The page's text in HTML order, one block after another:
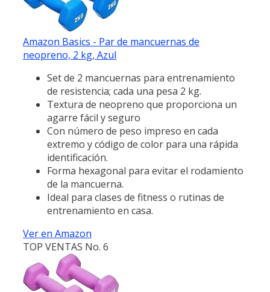
Amazon Basics - Par de mancuernas de
neopreno, 2 kg, Azul
Set de 2 mancuernas para entrenamiento
de resistencia; cada una pesa 2 kg.
Textura de neopreno que proporciona un
agarre fácil y seguro
Con número de peso impreso en cada
extremo y código de color para una rápida
identificación.
Forma hexagonal para evitar el rodamiento
de la mancuerna.
Ideal para clases de fitness o rutinas de
entrenamiento en casa.
Ver en Amazon
TOP VENTAS No. 6